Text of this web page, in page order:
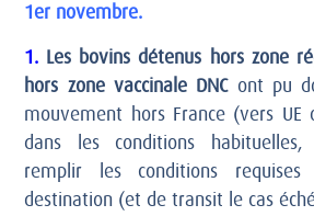
1er novembre.
1. Les bovins détenus hors zone
hors zone vaccinale DNCont pu
mouvement hors France (vers
dans les conditions
remplir les conditions
destination (et de transit le cas